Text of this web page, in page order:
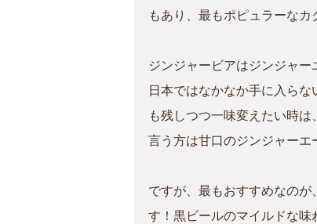
もあり、最もポピュラーな
ジンジャービアはジンジャ
日本ではなかなか手に入ら
も残しつつ一味変えたい時
言う方は甘口のジンジャー
ですが、最もおすすめなの
す！黒ビールのマイルドな